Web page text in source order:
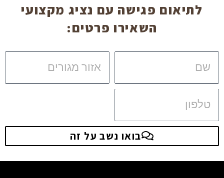
לתיאום פגישה עם נציג מקצועי
השאירו פרטים:
מגורים
בואו נשב על זה